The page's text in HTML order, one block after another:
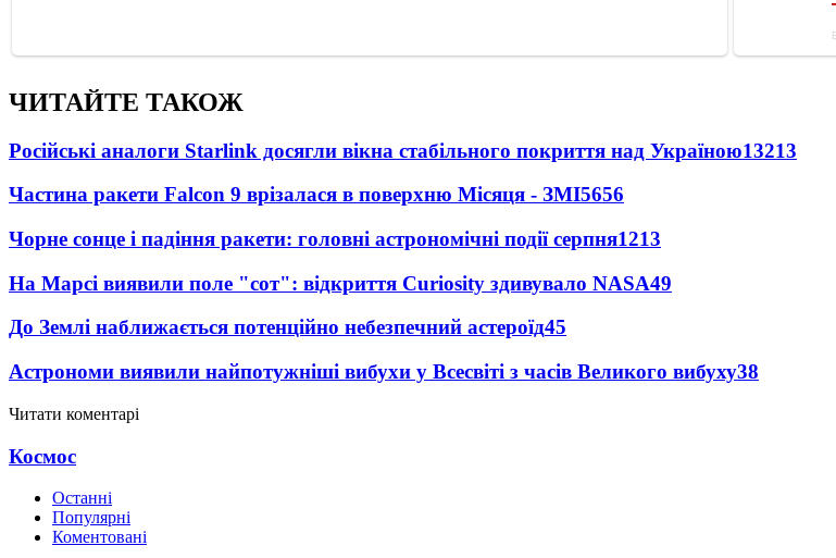
ЧИТАЙТЕ ТАКОЖ
Російські аналоги Starlink досягли вікна стабільного покриття над Україною13213
Частина ракети Falcon 9 врізалася в поверхню Місяця - ЗМІ5656
Чорне сонце і падіння ракети: головні астрономічні події серпня1213
На Марсі виявили поле "сот": відкриття Curiosity здивувало NASA49
До Землі наближається потенційно небезпечний астероїд45
Астрономи виявили найпотужніші вибухи у Всесвіті з часів Великого вибуху38
Читати коментарі
Космос
Останні
Популярні
Коментовані